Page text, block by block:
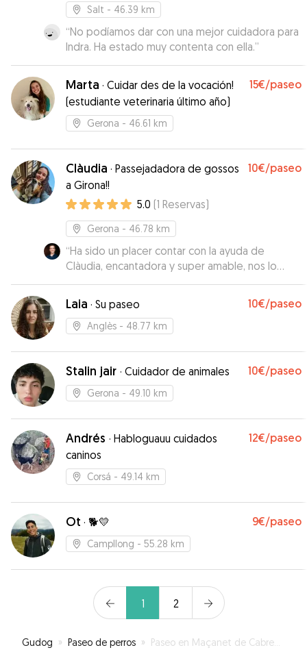
Salt - 46.39 km
“No podíamos dar con una mejor cuidadora para
Indra. Ha estado muy contenta con ella.”
Marta · Cuidar des de la vocación!
(estudiante veterinaria último año)
15€/paseo
Gerona - 46.61 km
Clàudia · Passejadadora de gossos
a Girona!!
10€/paseo
5.0 (1 Reservas)
Gerona - 46.78 km
“Ha sido un placer contar con la ayuda de
Clàudia, encantadora y super amable, nos lo
facilitó todo lo máximo posible! Sin duda
repetiremos, estaremos encantados de poder
seguir contando con su ayuda, gracias por todo!”
Laia · Su paseo 10€/paseo
Anglès - 48.77 km
Stalin jair · Cuidador de animales 10€/paseo
Gerona - 49.10 km
Andrés · Habloguauu cuidados
caninos
12€/paseo
Corsá - 49.14 km
Ot · 🐕💛 9€/paseo
Campllong - 55.28 km
1 2
Gudog » Paseo de perros » Paseo en Maçanet de Cabrenys